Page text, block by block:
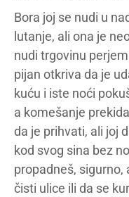
Bora joj se nudi u
lutanje, ali ona je
nudi trgovinu
pijan otkriva da je
kuću i iste noći
a komešanje
da je prihvati, ali joj
kod svog sina bez
propadneš, sigurno,
čisti ulice ili da se